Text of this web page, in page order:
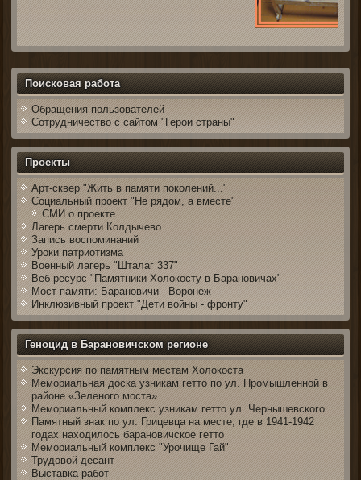
Поисковая работа
Обращения пользователей
Сотрудничество с сайтом "Герои страны"
Проекты
Арт-сквер "Жить в памяти поколений..."
Социальный проект "Не рядом, а вместе"
СМИ о проекте
Лагерь смерти Колдычево
Запись воспоминаний
Уроки патриотизма
Военный лагерь "Шталаг 337"
Веб-ресурс "Памятники Холокосту в Барановичах"
Мост памяти: Барановичи - Воронеж
Инклюзивный проект "Дети войны - фронту"
Геноцид в Барановичском регионе
Экскурсия по памятным местам Холокоста
Мемориальная доска узникам гетто по ул. Промышленной в
районе «Зеленого моста»
Мемориальный комплекс узникам гетто ул. Чернышевского
Памятный знак по ул. Грицевца на месте, где в 1941-1942
годах находилось барановичское гетто
Мемориальный комплекс "Урочище Гай"
Трудовой десант
Выставка работ